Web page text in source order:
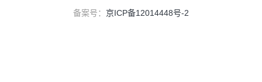
备案号： 京ICP备12014448号-2